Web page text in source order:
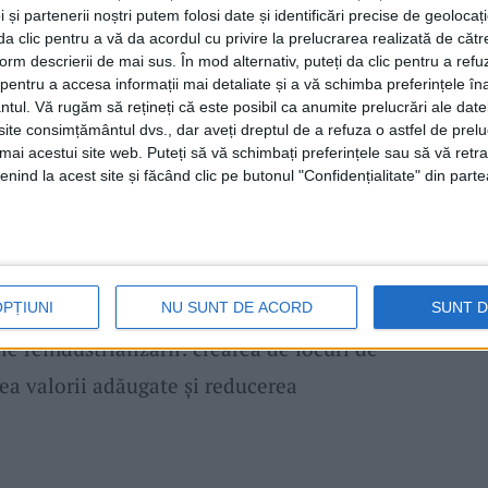
și partenerii noștri putem folosi date și identificări precise de
clic pentru a vă da acordul cu privire la prelucrarea realizată de
descrierii de mai sus. În mod alternativ, puteți da clic pentru a
a accesa informații mai detaliate și a vă schimba preferințele
Vă rugăm să rețineți că este posibil ca anumite prelucrări ale
consimțământul dvs., dar aveți dreptul de a refuza o astfel de
acestui site web. Puteți să vă schimbați preferințele sau să vă
la acest site și făcând clic pe butonul "Confidențialitate" din
NU SUNT DE ACORD SUNT
importante din județ, precumUCM
la Oțelu Roșuși, posibil,Arsenal Reșița.“,
adăugat că anumiteinvestițiiîn zonă au
și încrederea că situația
modalități prin care administrația
industrială.Deputatul PSD
reindustrializării: crearea de locuri de
valorii adăugate și reducerea